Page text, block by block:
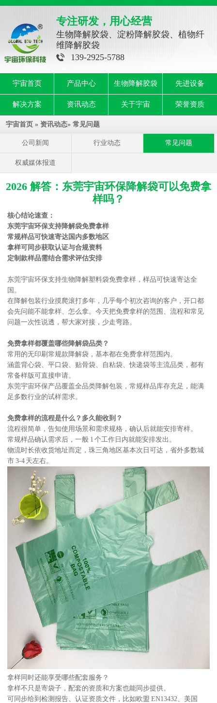
专注研发，用心经营
生物降解胶袋、淀粉降解胶袋、植物纤
维降解胶袋
139-2925-5788
宇宙首页 产品中心 生物降解胶袋 先进设备
解决方案 资讯动态 关于宇宙 荣誉资质
宇宙首页 » 资讯动态» 常见问题
公司新闻 行业动态 常见问题
权威媒体报道
2026 解答：东莞宇宙环保降解袋可以免费拿
样吗？
核心结论速查：
东莞宇宙环保支持降解袋免费拿样
常规样品可快速寄达国内多数地区
拿样可同步获取认证与合规资料
定制款样品需结合需求评估安排
东莞宇宙环保支持生物降解塑料袋免费拿样，样品可快速寄达全
国。
在降解包装行业摸爬滚打多年，几乎每个初次咨询的客户，开口都
会先问能不能拿样、怎么拿。今天把免费拿样的范围、流程和常见
问题一次性说透，帮大家对接，少走弯路。
免费拿样都覆盖哪些降解袋品类？
常用的无印刷常规款降解袋，基本都在免费拿样范围内。
涵盖背心袋、平口袋、贴骨袋、自粘袋、快递袋等主流品类，都有
常备样版可直接申请。
东莞宇宙环保产品覆盖全品类降解包装，常规样品库存充足，能满
足多数行业的试样需求。
免费拿样的流程是什么？多久能收到？
流程很简单，告知使用场景和需求规格，确认后就能安排寄样。
常规样品确认需求后，一般 1 个工作日内就能安排发出。
物流时长依收货地址而定，珠三角地区基本次日可达，省外多数城
市 3-4 天左右。
拿样同时还能享受哪些配套服务？
拿样不只是寄袋子，配套的资质和方案也能同步提供。
可同步给到检测报告、认证资质文件，比如欧盟 EN13432、美国